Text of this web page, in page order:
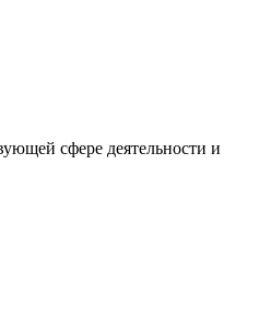
сфере деятельности и